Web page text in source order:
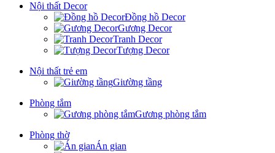
Nội thất Decor
Đồng hồ Decor
Gương Decor
Tranh Decor
Tượng Decor
Nội thất trẻ em
Giường tầng
Phòng tắm
Gương phòng tắm
Phòng thờ
Án gian